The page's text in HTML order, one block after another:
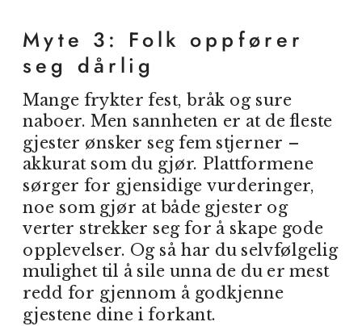
Myte 3: Folk oppfører
seg dårlig
Mange frykter fest, bråk og sure
naboer. Men sannheten er at de fleste
gjester ønsker seg fem stjerner –
akkurat som du gjør. Plattformene
sørger for gjensidige vurderinger,
noe som gjør at både gjester og
verter strekker seg for å skape gode
opplevelser. Og så har du selvfølgelig
mulighet til å sile unna de du er mest
redd for gjennom å godkjenne
gjestene dine i forkant.